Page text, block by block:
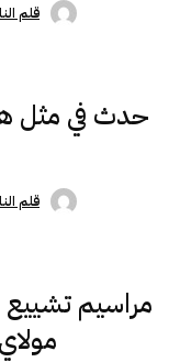
قلم
حدث في مثل
قلم
مراسيم تشييع